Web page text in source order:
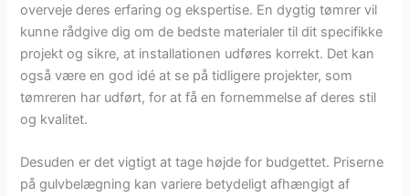
overveje deres erfaring og ekspertise. En dygtig tømrer vil
kunne rådgive dig om de bedste materialer til dit specifikke
projekt og sikre, at installationen udføres korrekt. Det kan
også være en god idé at se på tidligere projekter, som
tømreren har udført, for at få en fornemmelse af deres stil
og kvalitet.
Desuden er det vigtigt at tage højde for budgettet. Priserne
på gulvbelægning kan variere betydeligt afhængigt af